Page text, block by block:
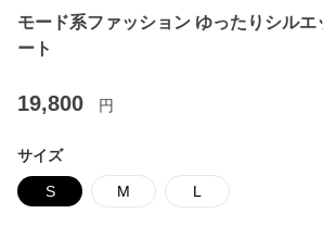
モード系ファッション ゆったりシルエ
ート
19,800 円
サイズ
S M L